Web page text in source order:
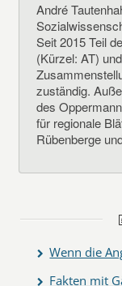
André
Seit 2015 Teil
(Kürzel: AT)
zuständig.
des
für regionale
Rübenberge
Wenn die
Fakten mit